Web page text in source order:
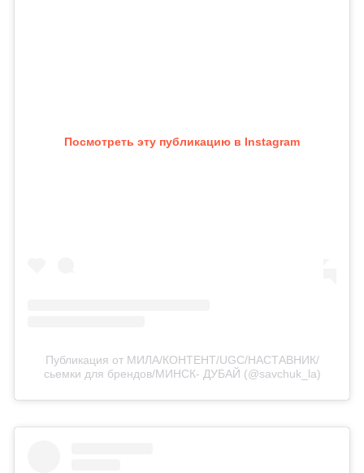
Посмотреть эту публикацию в Instagram
Публикация от МИЛА/КОНТЕНТ/UGC/НАСТАВНИК/
сьемки для брендов/МИНСК- ДУБАЙ (@savchuk_la)